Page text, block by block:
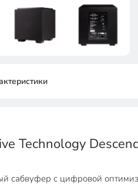
Technology
сабвуфер с цифровой